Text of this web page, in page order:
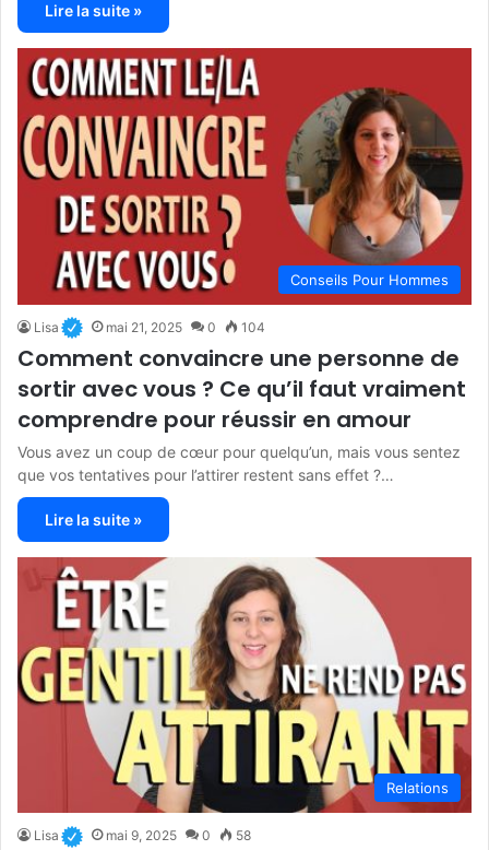
Lire la suite »
Conseils Pour Hommes
Lisa mai 21, 2025 0 104
Comment convaincre une personne de
sortir avec vous ? Ce qu’il faut vraiment
comprendre pour réussir en amour
Vous avez un coup de cœur pour quelqu’un, mais vous sentez
que vos tentatives pour l’attirer restent sans effet ?…
Lire la suite »
Relations
Lisa mai 9, 2025 0 58